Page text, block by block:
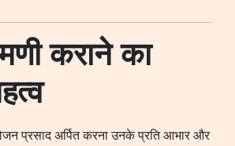
कराने का
प्रसाद अर्पित करना उनके प्रति आभार और